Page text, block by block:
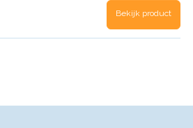
Bekijk product